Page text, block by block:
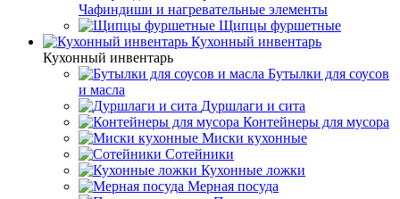
Чафиндиши и нагревательные элементы
Щипцы фуршетные
Кухонный инвентарь
Кухонный инвентарь
Бутылки для соусов
и масла
Дуршлаги и сита
Контейнеры для мусора
Миски кухонные
Сотейники
Кухонные ложки
Мерная посуда